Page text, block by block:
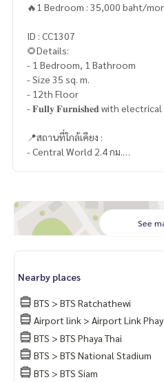
🔥1 Bedroom : 35,000 baht/
ID : CC1307
🌻Details:
- 1 Bedroom, 1 Bathroom
- Size 35 sq. m.
- 12th Floor
- 𝐅𝐮𝐥𝐥𝐲 𝐅𝐮𝐫𝐧𝐢𝐬𝐡𝐞𝐝 with
📍สถานที่ใกล้เคียง :
- Central World 2.4 กม.
- มาบุญครอง (MBK) 1.2 กม.
- The Platinum Fashion Mall 1.2
- พันธุ์ทิพย์ พลาซ่า 900 กม.
- Central ชิดลม 2.4 กม.
- Siam Square 3 กม.
- รร.เตรียมอุดมศึกษา 2.2 กม.
- รร.สันติราษฏร์ วิทยาลัย 2.5 กม.
- จุฬาลงกรณ์มหาวิทยาลัย 2.3 กม.
🥰 Contact
Line : @therealproperty
See
Nearby places
BTS > BTS Ratchathewi
Airport link > Airport Link
BTS > BTS Phaya Thai
BTS > BTS National Stadium
BTS > BTS Siam